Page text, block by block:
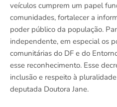
veículos cumprem um papel
comunidades, fortalecer a
poder público da população.
independente, em especial os
comunitárias do DF e do
esse reconhecimento. Esse
inclusão e respeito à
deputada Doutora Jane.